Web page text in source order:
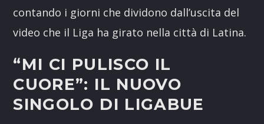
contando i giorni che dividono dall’uscita del
video che il Liga ha girato nella città di Latina.
“MI CI PULISCO IL
CUORE”: IL NUOVO
SINGOLO DI LIGABUE